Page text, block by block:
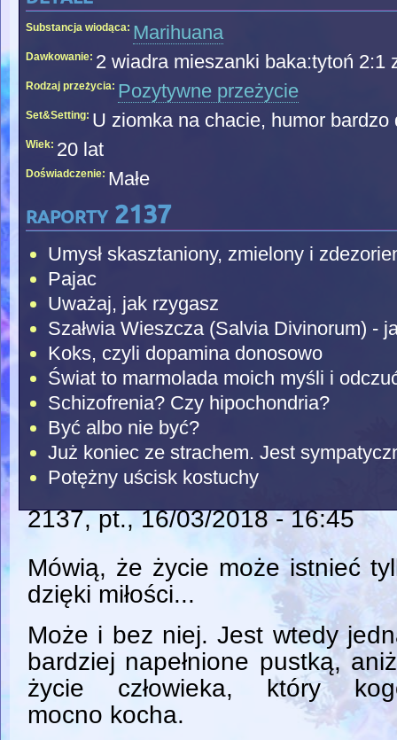
Substancja wiodąca: Marihuana
Dawkowanie: 2 wiadra mieszanki baka:tytoń 2:1
Rodzaj przeżycia: Pozytywne przeżycie
Set&Setting: U ziomka na chacie, humor bardzo
Wiek: 20 lat
Doświadczenie: Małe
raporty 2137
Umysł skasztaniony, zmielony i
Pajac
Uważaj, jak rzygasz
Szałwia Wieszcza (Salvia Divinorum) -
Koks, czyli dopamina donosowo
Świat to marmolada moich myśli i
Schizofrenia? Czy hipochondria?
Być albo nie być?
Już koniec ze strachem. Jest
Potężny uścisk kostuchy
2137, pt., 16/03/2018 - 16:45
Mówią, że życie może istnieć
dzięki miłości...
Może i bez niej. Jest wtedy
bardziej napełnione pustką,
życie człowieka, który
mocno kocha.